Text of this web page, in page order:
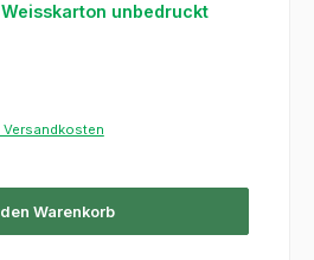
unbedruckt
Versandkosten
Warenkorb